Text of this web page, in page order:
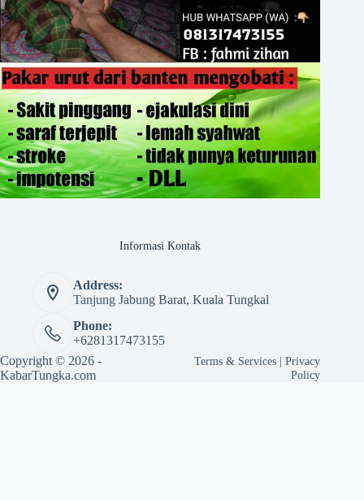
Informasi Kontak
Address:
Tanjung Jabung Barat, Kuala Tungkal
Phone:
+6281317473155
Copyright © 2026 -
KabarTungka.com
Terms & Services |Privacy
Policy